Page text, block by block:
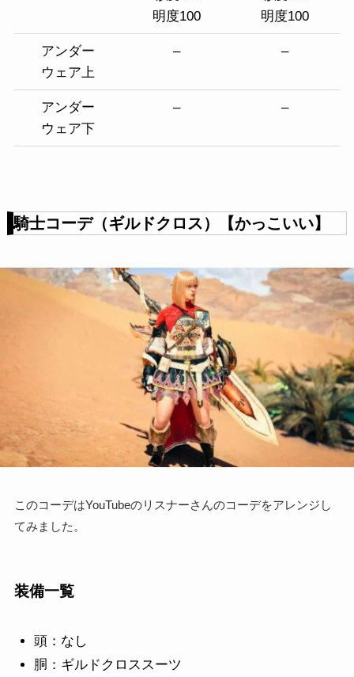
明度100
明度100
アンダー
ウェア上
– –
アンダー
ウェア下
– –
騎士コーデ（ギルドクロス）【かっこいい】
このコーデはYouTubeのリスナーさんのコーデをアレンジし
てみました。
装備一覧
頭：なし
胴：ギルドクロススーツ